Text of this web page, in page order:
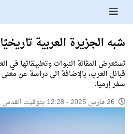
شبه الجزيرة العربية
تستعرض المقالة النبوات وتطبيقاتها في
قبائل العرب، بالإضافة الى دراسة عن
سفر إرميا.